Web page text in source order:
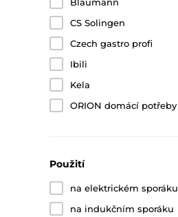
CS Solingen
Czech gastro profi
Ibili
Kela
ORION domácí potřeby
Použití
na elektrickém sporáku
na indukčním sporáku